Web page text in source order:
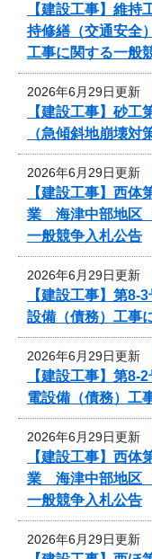
【建設工事】維
持修繕（交通安
工事に関する一般
2026年6月29日更新
【建設工事】砂
（急傾斜地崩壊
2026年6月29日更新
【建設工事】西
業 海津中部地区
一般競争入札公告
2026年6月29日更新
【建設工事】第
設備（債務）工事
2026年6月29日更新
【建設工事】第
電設備（債務）工
2026年6月29日更新
【建設工事】西
業 海津中部地区
一般競争入札公告
2026年6月29日更新